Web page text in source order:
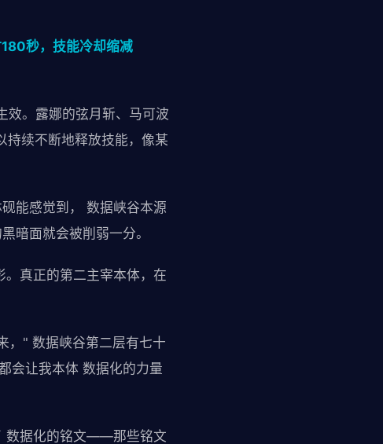
秒，技能冷却缩减
效。露娜的弦月斩、马可波
持续不断地释放技能，像某
能感觉到， 数据峡谷本源
暗面就会被削弱一分。
真正的第二主宰本体，在
，" 数据峡谷第二层有七十
会让我本体 数据化的力量
数据化的铭文——那些铭文